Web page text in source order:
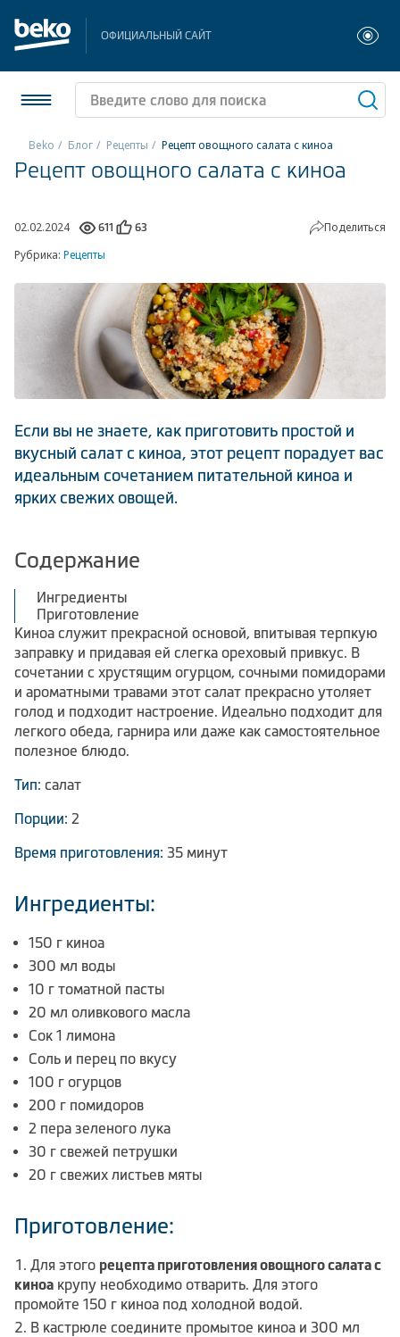
ОФИЦИАЛЬНЫЙ САЙТ
Холодильники и морозильники
Стиральные и сушильные машины
Посудомоечные машины
Плиты
Встраиваемая техника
Малая бытовая техника
Сравнить
Beko Блог Рецепты Рецепт овощного салата с киноа
Рецепт овощного салата с киноа
02.02.2024 611 63
Поделиться
Рубрика: Рецепты
Если вы не знаете, как приготовить простой и
вкусный салат с киноа, этот рецепт порадует вас
идеальным сочетанием питательной киноа и
ярких свежих овощей.
Содержание
Ингредиенты
Приготовление
Киноа служит прекрасной основой, впитывая терпкую
заправку и придавая ей слегка ореховый привкус. В
сочетании с хрустящим огурцом, сочными помидорами
и ароматными травами этот салат прекрасно утоляет
голод и подходит настроение. Идеально подходит для
легкого обеда, гарнира или даже как самостоятельное
полезное блюдо.
Тип: салат
Порции: 2
Время приготовления: 35 минут
Ингредиенты:
150 г киноа
300 мл воды
10 г томатной пасты
20 мл оливкового масла
Сок 1 лимона
Соль и перец по вкусу
100 г огурцов
200 г помидоров
2 пера зеленого лука
30 г свежей петрушки
20 г свежих листьев мяты
Приготовление:
Для этого рецепта приготовления овощного салата с
киноа крупу необходимо отварить. Для этого
промойте 150 г киноа под холодной водой.
В кастрюле соедините промытое киноа и 300 мл